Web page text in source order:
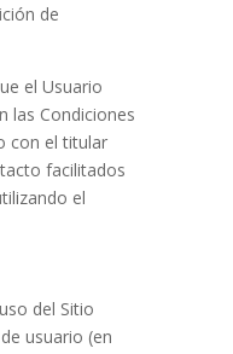
de
el Usuario
las Condiciones
con el titular
facilitados
el
del Sitio
usuario (en